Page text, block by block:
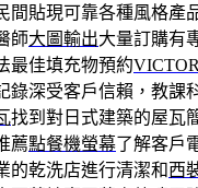
間貼現可靠各種風格產
師大圖輸出大量訂購有
最佳填充物預約
錄深受客戶信賴，教課
找到對日式建築的屋瓦
薦點餐機螢幕了解客戶
的乾洗店進行清潔和西